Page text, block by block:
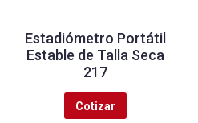
Estadiómetro Portátil
Estable de Talla Seca
217
Cotizar